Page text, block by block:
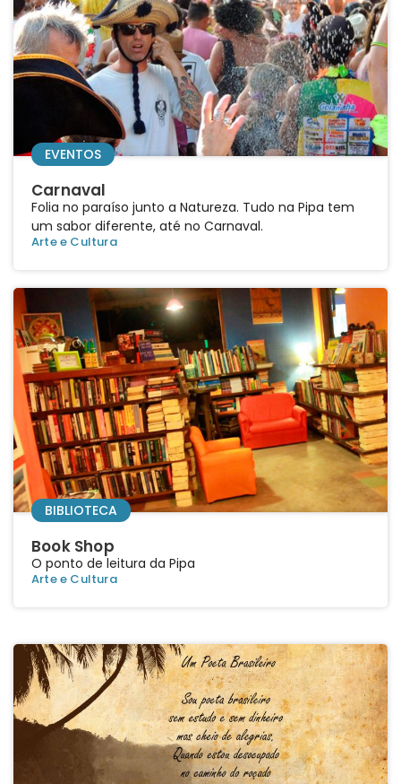
EVENTOS
Carnaval
Folia no paraíso junto a Natureza. Tudo na Pipa tem
um sabor diferente, até no Carnaval.
Arte e Cultura
BIBLIOTECA
Book Shop
O ponto de leitura da Pipa
Arte e Cultura